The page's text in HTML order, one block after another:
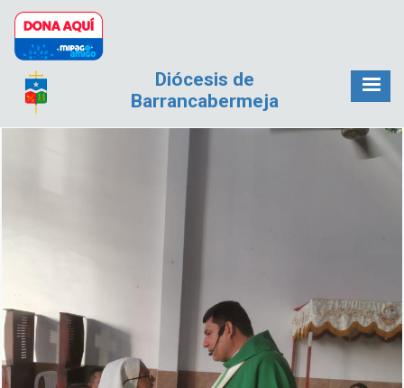
Pasar al contenido principal
Diócesis de
Barrancabermeja